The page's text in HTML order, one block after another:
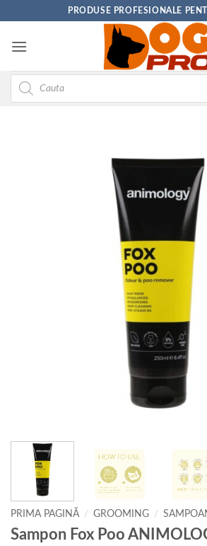
content
PRODUSE PROFESIONALE
Products
search
PRIMA PAGINĂ / GROOMING /
Sampon Fox Poo